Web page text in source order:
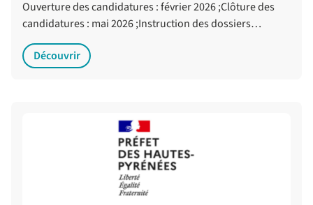
Ouverture des candidatures : février 2026 ;Clôture des
candidatures : mai 2026 ;Instruction des dossiers…
Découvrir